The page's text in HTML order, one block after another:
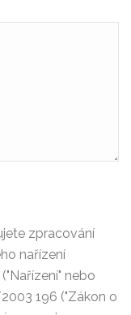
zpracování
nařízení
nebo
196 ("Zákon o